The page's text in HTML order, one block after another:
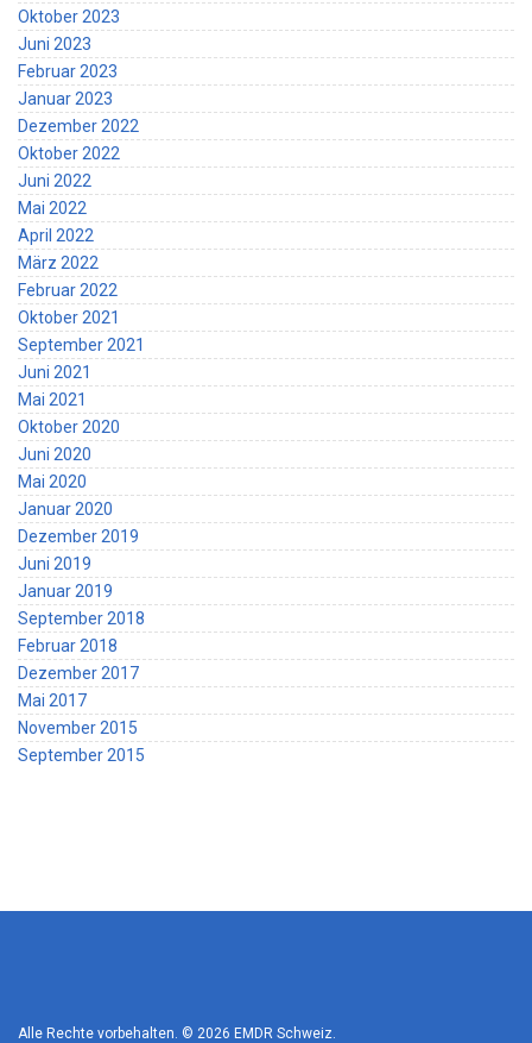
Oktober 2023
Juni 2023
Februar 2023
Januar 2023
Dezember 2022
Oktober 2022
Juni 2022
Mai 2022
April 2022
März 2022
Februar 2022
Oktober 2021
September 2021
Juni 2021
Mai 2021
Oktober 2020
Juni 2020
Mai 2020
Januar 2020
Dezember 2019
Juni 2019
Januar 2019
September 2018
Februar 2018
Dezember 2017
Mai 2017
November 2015
September 2015
Alle Rechte vorbehalten. © 2026 EMDR Schweiz